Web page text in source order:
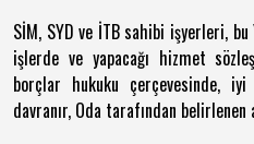
SİM, SYD ve İTB sahibi işyerleri,
işlerde ve yapacağı hizmet
borçlar hukuku çerçevesinde,
davranır, Oda tarafından